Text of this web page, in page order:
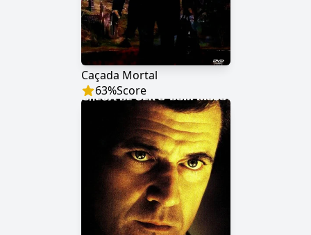
Caçada Mortal
63%Score